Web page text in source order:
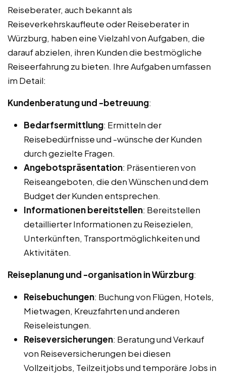
Reiseberater, auch bekannt als
Reiseverkehrskaufleute oder Reiseberater in
Würzburg, haben eine Vielzahl von Aufgaben, die
darauf abzielen, ihren Kunden die bestmögliche
Reiseerfahrung zu bieten. Ihre Aufgaben umfassen
im Detail:
Kundenberatung und -betreuung:
Bedarfsermittlung: Ermitteln der
Reisebedürfnisse und -wünsche der Kunden
durch gezielte Fragen.
Angebotspräsentation: Präsentieren von
Reiseangeboten, die den Wünschen und dem
Budget der Kunden entsprechen.
Informationen bereitstellen: Bereitstellen
detaillierter Informationen zu Reisezielen,
Unterkünften, Transportmöglichkeiten und
Aktivitäten.
Reiseplanung und -organisation in Würzburg:
Reisebuchungen: Buchung von Flügen, Hotels,
Mietwagen, Kreuzfahrten und anderen
Reiseleistungen.
Reiseversicherungen: Beratung und Verkauf
von Reiseversicherungen bei diesen
Vollzeitjobs, Teilzeitjobs und temporäre Jobs in